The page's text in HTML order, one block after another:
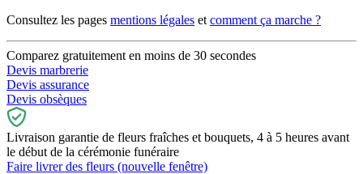
Consultez les pages mentions légales et comment ça marche ?
Comparez gratuitement en moins de 30 secondes
Devis marbrerie
Devis assurance
Devis obsèques
Livraison garantie de fleurs fraîches et bouquets, 4 à 5 heures avant
le début de la cérémonie funéraire
Faire livrer des fleurs (nouvelle fenêtre)